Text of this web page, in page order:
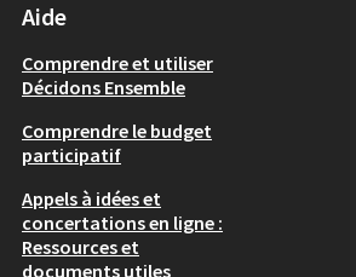
Aide
Comprendre et utiliser
Décidons Ensemble
Comprendre le budget
participatif
Appels à idées et
concertations en ligne :
Ressources et
documents utiles